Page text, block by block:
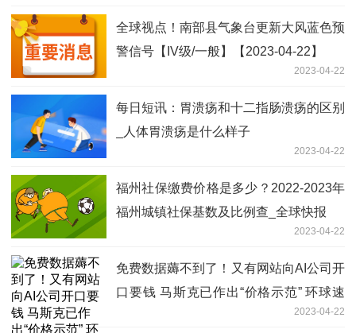
全球视点！南部县气象台更新大风蓝色预
警信号【IV级/一般】【2023-04-22】
2023-04-22
每日短讯：胃溃疡和十二指肠溃疡的区别
_人体胃溃疡是什么样子
2023-04-22
福州社保缴费价格是多少？2022-2023年
福州城镇社保基数及比例查_全球快报
2023-04-22
免费数据薅不到了！又有网站向AI公司开
口要钱 马斯克已作出“价格示范” 环球速
2023-04-22